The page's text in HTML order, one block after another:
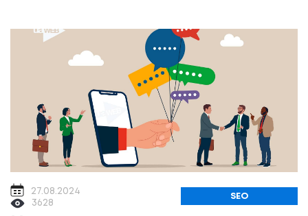
27.08.2024
3628
SEO